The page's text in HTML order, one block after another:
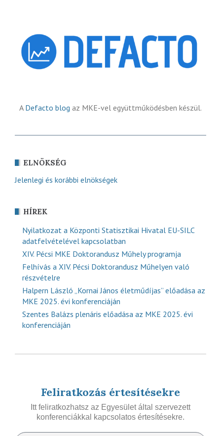
A Defacto blog az MKE-vel együttműködésben készül.
ELNÖKSÉG
Jelenlegi és korábbi elnökségek
HÍREK
Nyilatkozat a Központi Statisztikai Hivatal EU-SILC
adatfelvételével kapcsolatban
XIV. Pécsi MKE Doktorandusz Műhely programja
Felhívás a XIV. Pécsi Doktorandusz Műhelyen való
részvételre
Halpern László „Kornai János életműdíjas” előadása az
MKE 2025. évi konferenciáján
Szentes Balázs plenáris előadása az MKE 2025. évi
konferenciáján
Feliratkozás értesítésekre
Itt feliratkozhatsz az Egyesület által szervezett
konferenciákkal kapcsolatos értesítésekre.